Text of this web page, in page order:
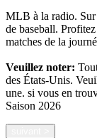
MLB à la radio.
de baseball.
matches de la
Veuillez noter:
des États-Unis.
une. si vous en
Saison 2026